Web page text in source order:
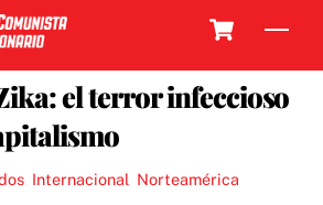
el terror infeccioso
, Internacional Norteamérica